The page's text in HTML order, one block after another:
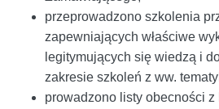
przeprowadzono szkolenia
zapewniających właściwe
legitymujących się wiedzą i
zakresie szkoleń z ww.
prowadzono listy obecności z